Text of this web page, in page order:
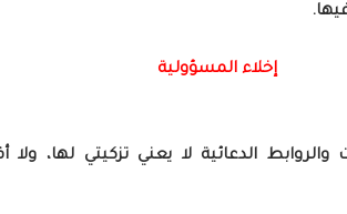
إخلاء المسؤولية
والروابط الدعائية لا يعني تزكيتي لها،